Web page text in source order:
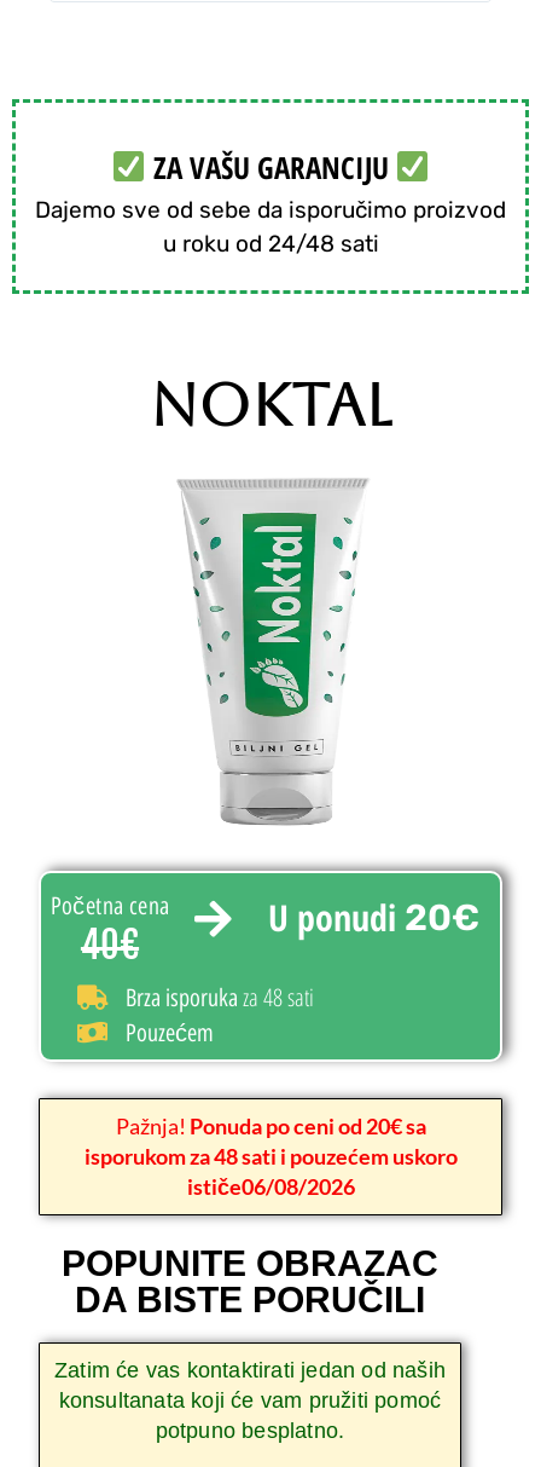
ZA VAŠU GARANCIJU
Dajemo sve od sebe da isporučimo proizvod
u roku od 24/48 sati
NOKTAL
Početna cena
40€
U ponudi 20€
Brza isporuka za 48 sati
Pouzećem
Pažnja! Ponuda po ceni od 20€ sa
isporukom za 48 sati i pouzećem uskoro
ističe06/08/2026
POPUNITE OBRAZAC
DA BISTE PORUČILI
Zatim će vas kontaktirati jedan od naših
konsultanata koji će vam pružiti pomoć
potpuno besplatno.